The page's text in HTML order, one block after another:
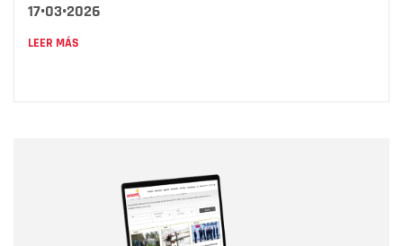
17•03•2026
LEER MÁS
Correo electrónico